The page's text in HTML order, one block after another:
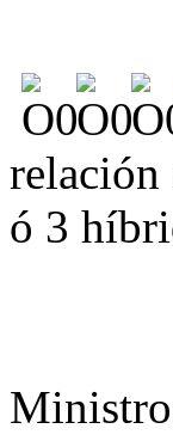
relación
ó 3